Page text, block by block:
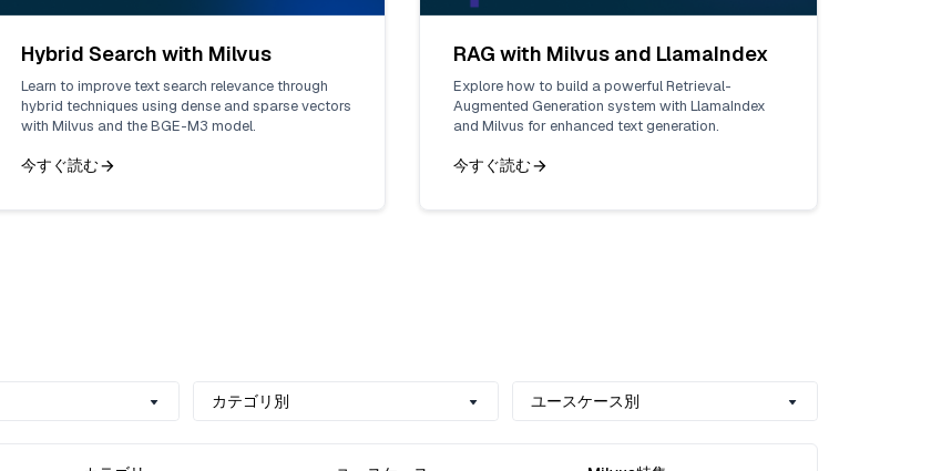
Hybrid Search with Milvus
Learn to improve text search relevance through
hybrid techniques using dense and sparse vectors
with Milvus and the BGE-M3 model.
今すぐ読む
RAG with Milvus and LlamaIndex
Explore how to build a powerful Retrieval-
Augmented Generation system with LlamaIndex
and Milvus for enhanced text generation.
今すぐ読む
カテゴリ別 ユースケース別